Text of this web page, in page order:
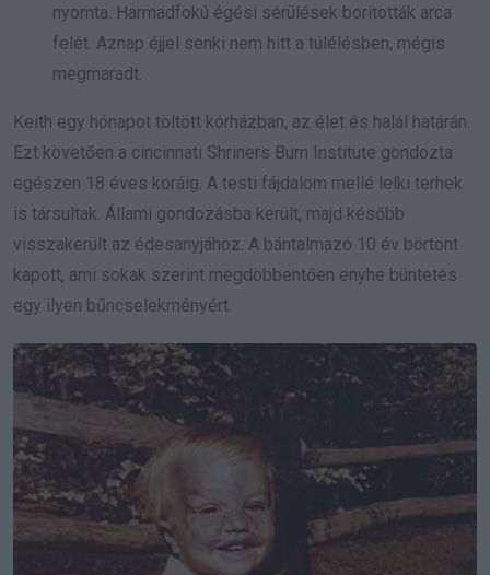
nyomta. Harmadfokú égési sérülések borították arca
felét. Aznap éjjel senki nem hitt a túlélésben, mégis
megmaradt.
Keith egy hónapot töltött kórházban, az élet és halál határán.
Ezt követően a cincinnati Shriners Burn Institute gondozta
egészen 18 éves koráig. A testi fájdalom mellé lelki terhek
is társultak. Állami gondozásba került, majd később
visszakerült az édesanyjához. A bántalmazó 10 év börtönt
kapott, ami sokak szerint megdöbbentően enyhe büntetés
egy ilyen bűncselekményért.